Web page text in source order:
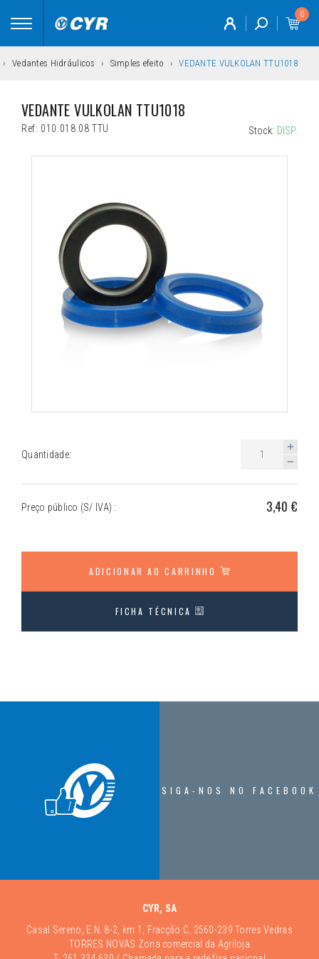
Toggle
0
Vedantes Hidráulicos Simples efeito VEDANTE VULKOLAN TTU1018
VEDANTE VULKOLAN TTU1018
Ref: 010.018.08 TTU Stock: DISP.
Quantidade:
Preço público (S/ IVA) : 3,40 €
ADICIONAR AO CARRINHO
FICHA TÉCNICA
SIGA-NOS NO FACEBOOK
CYR, SA
Casal Sereno, E.N. 8-2, km 1, Fracção C, 2560-239 Torres Vedras
TORRES NOVAS Zona comercial da Agriloja